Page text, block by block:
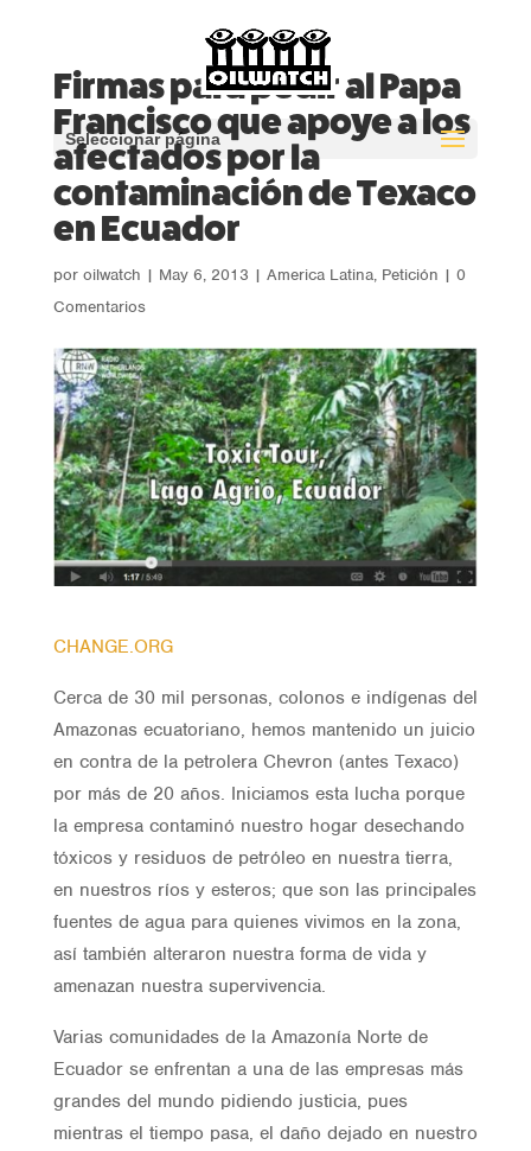
Seleccionar página
Firmas para pedir al Papa
Francisco que apoye a los
afectados por la
contaminación de Texaco
en Ecuador
por oilwatch | May 6, 2013 | America Latina, Petición | 0
Comentarios
CHANGE.ORG
Cerca de 30 mil personas, colonos e indígenas del
Amazonas ecuatoriano, hemos mantenido un juicio
en contra de la petrolera Chevron (antes Texaco)
por más de 20 años. Iniciamos esta lucha porque
la empresa contaminó nuestro hogar desechando
tóxicos y residuos de petróleo en nuestra tierra,
en nuestros ríos y esteros; que son las principales
fuentes de agua para quienes vivimos en la zona,
así también alteraron nuestra forma de vida y
amenazan nuestra supervivencia.
Varias comunidades de la Amazonía Norte de
Ecuador se enfrentan a una de las empresas más
grandes del mundo pidiendo justicia, pues
mientras el tiempo pasa, el daño dejado en nuestro